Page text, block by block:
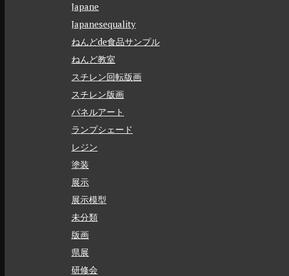
Japane
Japanesequality
ねんどde食品サンプル
ねんど教室
スチレン回転版画
スチレン版画
パネルアート
ランプシェード
レジン
塗装
展示
展示模型
未分類
版画
県展
研修会